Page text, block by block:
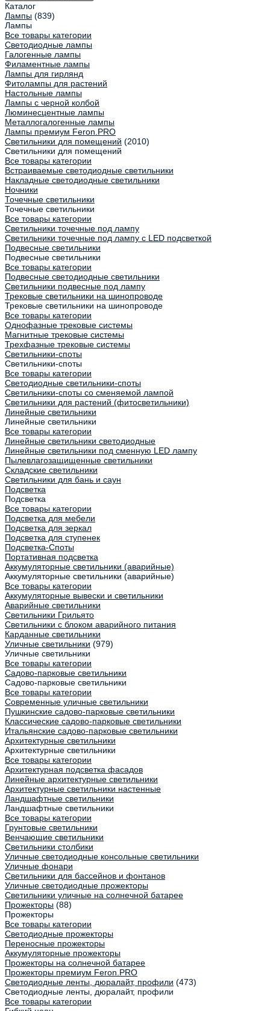
Каталог
Лампы (839)
Лампы
Все товары категории
Светодиодные лампы
Галогенные лампы
Филаментные лампы
Лампы для гирлянд
Фитолампы для растений
Настольные лампы
Лампы с черной колбой
Люминесцентные лампы
Металлогалогенные лампы
Лампы премиум Feron.PRO
Светильники для помещений (2010)
Светильники для помещений
Все товары категории
Встраиваемые светодиодные светильники
Накладные светодиодные светильники
Ночники
Точечные светильники
Точечные светильники
Все товары категории
Светильники точечные под лампу
Светильники точечные под лампу с LED подсветкой
Подвесные светильники
Подвесные светильники
Все товары категории
Подвесные светодиодные светильники
Светильники подвесные под лампу
Трековые светильники на шинопроводе
Трековые светильники на шинопроводе
Все товары категории
Однофазные трековые системы
Магнитные трековые системы
Трехфазные трековые системы
Светильники-споты
Светильники-споты
Все товары категории
Светодиодные светильники-споты
Светильники-споты со сменяемой лампой
Светильники для растений (фитосветильники)
Линейные светильники
Линейные светильники
Все товары категории
Линейные светильники светодиодные
Линейные светильники под сменную LED лампу
Пылевлагозащищенные светильники
Складские светильники
Светильники для бань и саун
Подсветка
Подсветка
Все товары категории
Подсветка для мебели
Подсветка для зеркал
Подсветка для ступенек
Подсветка-Споты
Портативная подсветка
Аккумуляторные светильники (аварийные)
Аккумуляторные светильники (аварийные)
Все товары категории
Аккумуляторные вывески и светильники
Аварийные светильники
Светильники Грильято
Светильники с блоком аварийного питания
Карданные светильники
Уличные светильники (979)
Уличные светильники
Все товары категории
Садово-парковые светильники
Садово-парковые светильники
Все товары категории
Современные уличные светильники
Пушкинские садово-парковые светильники
Классические садово-парковые светильники
Итальянские садово-парковые светильники
Архитектурные светильники
Архитектурные светильники
Все товары категории
Архитектурная подсветка фасадов
Линейные архитектурные светильники
Архитектурные светильники настенные
Ландшафтные светильники
Ландшафтные светильники
Все товары категории
Грунтовые светильники
Венчающие светильники
Светильники столбики
Уличные светодиодные консольные светильники
Уличные фонари
Светильники для бассейнов и фонтанов
Уличные светодиодные прожекторы
Светильники уличные на солнечной батарее
Прожекторы (88)
Прожекторы
Все товары категории
Светодиодные прожекторы
Переносные прожекторы
Аккумуляторные прожекторы
Прожекторы на солнечной батарее
Прожекторы премиум Feron.PRO
Светодиодные ленты, дюралайт, профили (473)
Светодиодные ленты, дюралайт, профили
Все товары категории